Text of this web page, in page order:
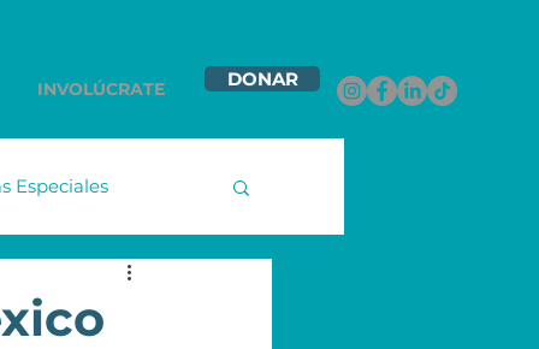
INVOLÚCRATE DONAR
Especiales